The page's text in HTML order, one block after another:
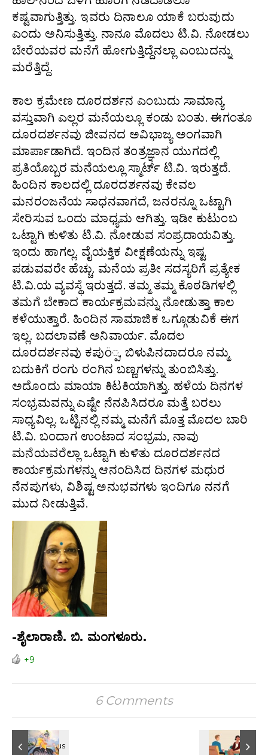
ಕಷ್ಟವಾಗುತ್ತಿತ್ತು. ಇವರು ದಿನಾಲೂ ಯಾಕೆ ಬರುವುದು
ಎಂದು ಅನಿಸುತ್ತಿತ್ತು. ನಾನೂ ಮೊದಲು ಟಿ.ವಿ. ನೋಡಲು
ಬೇರೆಯವರ ಮನೆಗೆ ಹೋಗುತ್ತಿದ್ದೆನಲ್ಲಾ ಎಂಬುದನ್ನು
ಮರೆತ್ತಿದ್ದೆ.
ಕಾಲ ಕ್ರಮೇಣ ದೂರದರ್ಶನ ಎಂಬುದು ಸಾಮಾನ್ಯ
ವಸ್ತುವಾಗಿ ಎಲ್ಲರ ಮನೆಯಲ್ಲೂ ಕಂಡು ಬಂತು. ಈಗಂತೂ
ದೂರದರ್ಶನವು ಜೀವನದ ಅವಿಭಾಜ್ಯ ಅಂಗವಾಗಿ
ಮಾರ್ಪಾಡಾಗಿದೆ. ಇಂದಿನ ತಂತ್ರಜ್ಞಾನ ಯುಗದಲ್ಲಿ
ಪ್ರತಿಯೊಬ್ಬರ ಮನೆಯಲ್ಲೂ ಸ್ಮಾರ್ಟ್ ಟಿ.ವಿ. ಇರುತ್ತದೆ.
ಹಿಂದಿನ ಕಾಲದಲ್ಲಿ ದೂರದರ್ಶನವು ಕೇವಲ
ಮನರಂಜನೆಯ ಸಾಧನವಾಗದೆ, ಜನರನ್ನೂ ಒಟ್ಟಾಗಿ
ಸೇರಿಸುವ ಒಂದು ಮಾಧ್ಯಮ ಆಗಿತ್ತು. ಇಡೀ ಕುಟುಂಬ
ಒಟ್ಟಾಗಿ ಕುಳಿತು ಟಿ.ವಿ. ನೋಡುವ ಸಂಪ್ರದಾಯವಿತ್ತು.
ಇಂದು ಹಾಗಲ್ಲ. ವೈಯಕ್ತಿಕ ವೀಕ್ಷಣೆಯನ್ನು ಇಷ್ಟ
ಪಡುವವರೇ ಹೆಚ್ಚು. ಮನೆಯ ಪ್ರತೀ ಸದಸ್ಯರಿಗೆ ಪ್ರತ್ಯೇಕ
ಟಿ.ವಿ.ಯ ವ್ಯವಸ್ಥೆ ಇರುತ್ತದೆ. ತಮ್ಮ ತಮ್ಮ ಕೊಠಡಿಗಳಲ್ಲಿ
ತಮಗೆ ಬೇಕಾದ ಕಾರ್ಯಕ್ರಮವನ್ನು ನೋಡುತ್ತಾ ಕಾಲ
ಕಳೆಯುತ್ತಾರೆ. ಹಿಂದಿನ ಸಾಮಾಜಿಕ ಒಗ್ಗೂಡುವಿಕೆ ಈಗ
ಇಲ್ಲ. ಬದಲಾವಣೆ ಅನಿವಾರ್ಯ. ಮೊದಲ
ದೂರದರ್ಶನವು ಕಪುö್ಪ, ಬಿಳುಪಿನದಾದರೂ ನಮ್ಮ
ಬದುಕಿಗೆ ರಂಗು ರಂಗಿನ ಬಣ್ಣಗಳನ್ನು ತುಂಬಿಸಿತ್ತು.
ಅದೊಂದು ಮಾಯಾ ಕಿಟಕಿಯಾಗಿತ್ತು. ಹಳೆಯ ದಿನಗಳ
ಸಂಭ್ರಮವನ್ನು ಎಷ್ಟೇ ನೆನಪಿಸಿದರೂ ಮತ್ತೆ ಬರಲು
ಸಾಧ್ಯವಿಲ್ಲ. ಒಟ್ಟಿನಲ್ಲಿ ನಮ್ಮ ಮನೆಗೆ ಮೊತ್ತ ಮೊದಲ ಬಾರಿ
ಟಿ.ವಿ. ಬಂದಾಗ ಉಂಟಾದ ಸಂಭ್ರಮ, ನಾವು
ಮನೆಯವರೆಲ್ಲಾ ಒಟ್ಟಾಗಿ ಕುಳಿತು ದೂರದರ್ಶನದ
ಕಾರ್ಯಕ್ರಮಗಳನ್ನು ಆನಂದಿಸಿದ ದಿನಗಳ ಮಧುರ
ನೆನಪುಗಳು, ವಿಶಿಷ್ಟ ಅನುಭವಗಳು ಇಂದಿಗೂ ನನಗೆ
ಮುದ ನೀಡುತ್ತಿವೆ.
-ಶೈಲಾರಾಣಿ. ಬಿ. ಮಂಗಳೂರು.
+9
6 Comments